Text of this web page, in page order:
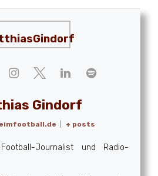
Gindorf
+ posts
Journalist und Radio-